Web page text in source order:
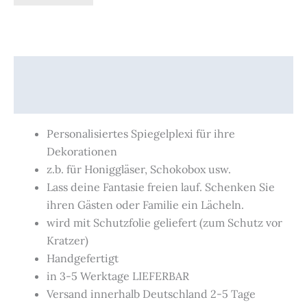
Personalisiertes Spiegelplexi für ihre
Dekorationen
z.b. für Honiggläser, Schokobox usw.
Lass deine Fantasie freien lauf. Schenken Sie
ihren Gästen oder Familie ein Lächeln.
wird mit Schutzfolie geliefert (zum Schutz vor
Kratzer)
Handgefertigt
in 3-5 Werktage LIEFERBAR
Versand innerhalb Deutschland 2-5 Tage